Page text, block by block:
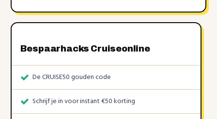
Bespaarhacks Cruiseonline
De CRUISE50 gouden code
Schrijf je in voor instant €50 korting